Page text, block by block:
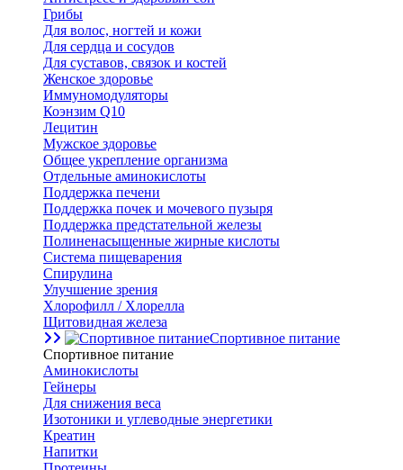
Грибы
Для волос, ногтей и кожи
Для сердца и сосудов
Для суставов, связок и костей
Женское здоровье
Иммуномодуляторы
Коэнзим Q10
Лецитин
Мужское здоровье
Общее укрепление организма
Отдельные аминокислоты
Поддержка печени
Поддержка почек и мочевого пузыря
Поддержка предстательной железы
Полиненасыщенные жирные кислоты
Система пищеварения
Спирулина
Улучшение зрения
Хлорофилл / Хлорелла
Щитовидная железа
Спортивное питание
Спортивное питание
Аминокислоты
Гейнеры
Для снижения веса
Изотоники и углеводные энергетики
Креатин
Напитки